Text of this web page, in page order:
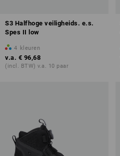
S3 Halfhoge veiligheids. e.s.
Spes II low
4 kleuren
v.a. € 96,68
(incl. BTW) v.a. 10 paar